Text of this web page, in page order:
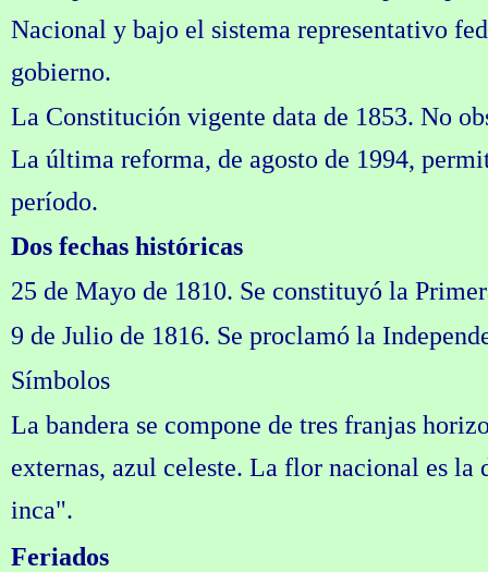
Nacional y bajo el sistema representativo
gobierno.
La Constitución vigente data de 1853. No
La última reforma, de agosto de 1994,
período.
Dos fechas históricas
25 de Mayo de 1810. Se constituyó la
9 de Julio de 1816. Se proclamó la
Símbolos
La bandera se compone de tres franjas
externas, azul celeste. La flor nacional es
inca".
Feriados